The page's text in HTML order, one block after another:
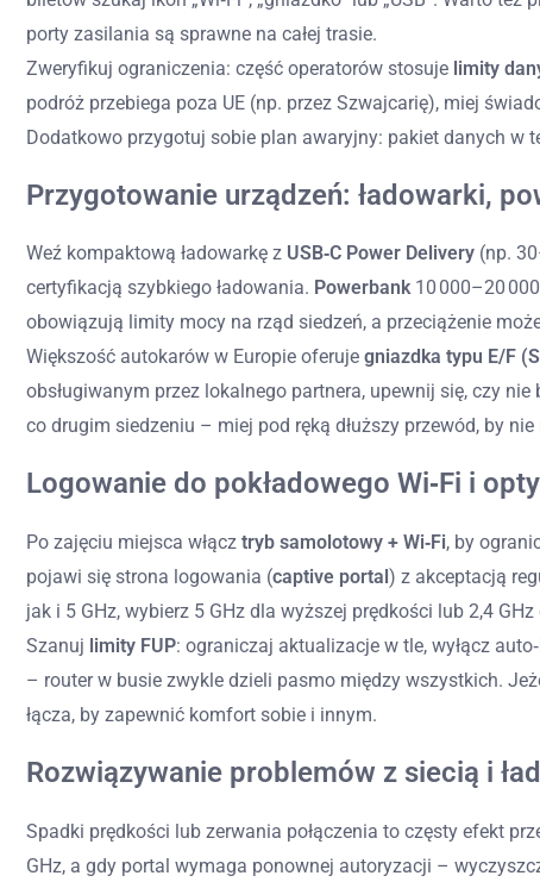
porty zasilania są sprawne na całej trasie.
Zweryfikuj ograniczenia: część operatorów stosuje limity
podróż przebiega poza UE (np. przez Szwajcarię), miej
Dodatkowo przygotuj sobie plan awaryjny: pakiet danych w
Przygotowanie urządzeń: ładowarki,
Weź kompaktową ładowarkę z USB‑C Power Delivery (np.
certyfikacją szybkiego ładowania. Powerbank10 000–20
obowiązują limity mocy na rząd siedzeń, a przeciążenie
Większość autokarów w Europie oferuje gniazdka typu E/F
obsługiwanym przez lokalnego partnera, upewnij się, czy
co drugim siedzeniu – miej pod ręką dłuższy przewód, by
Logowanie do pokładowego Wi‑Fi i
Po zajęciu miejsca włącz tryb samolotowy + Wi‑Fi, by
pojawi się strona logowania (captive portal ) z akceptacją
jak i 5 GHz, wybierz 5 GHz dla wyższej prędkości lub 2,4
Szanuj limity FUP: ograniczaj aktualizacje w tle, wyłącz
– router w busie zwykle dzieli pasmo między wszystkich.
łącza, by zapewnić komfort sobie i innym.
Rozwiązywanie problemów z siecią i
Spadki prędkości lub zerwania połączenia to częsty efekt
GHz, a gdy portal wymaga ponownej autoryzacji –